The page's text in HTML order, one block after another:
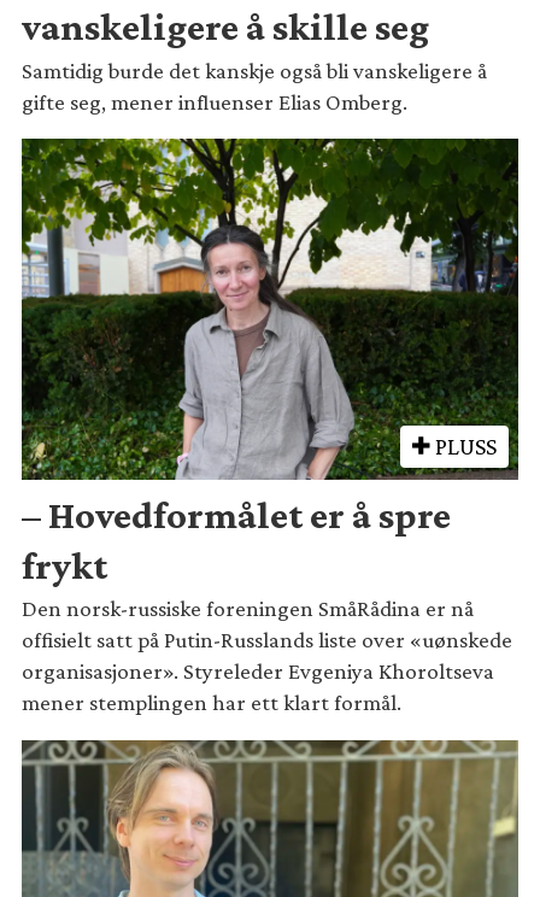
vanskeligere å skille seg
Samtidig burde det kanskje også bli vanskeligere å
gifte seg, mener influenser Elias Omberg.
PLUSS
– Hovedformålet er å spre
frykt
Den norsk-russiske foreningen SmåRådina er nå
offisielt satt på Putin-Russlands liste over «uønskede
organisasjoner». Styreleder Evgeniya Khoroltseva
mener stemplingen har ett klart formål.